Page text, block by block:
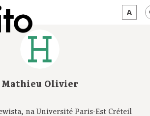
Mathieu Olivier
na Université Paris-Est Créteil